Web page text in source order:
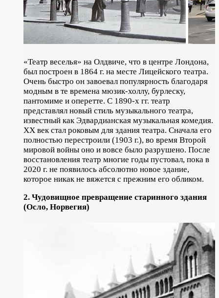
«Театр веселья» на Олдвиче, что в центре Лондона,
был построен в 1864 г. на месте Лицейского театра.
Очень быстро он завоевал популярность благодаря
модным в те времена мюзик-холлу, бурлеску,
пантомиме и оперетте. С 1890-х гг. театр
представлял новый стиль музыкального театра,
известный как Эдвардианская музыкальная комедия.
ХХ век стал роковым для здания театра. Сначала его
полностью перестроили (1903 г.), во время Второй
мировой войны оно и вовсе было разрушено. После
восстановления театр многие годы пустовал, пока в
2020 г. не появилось абсолютно новое здание,
которое никак не вяжется с прежним его обликом.
2. Чудовищное превращение старинного здания
(Осло, Норвегия)